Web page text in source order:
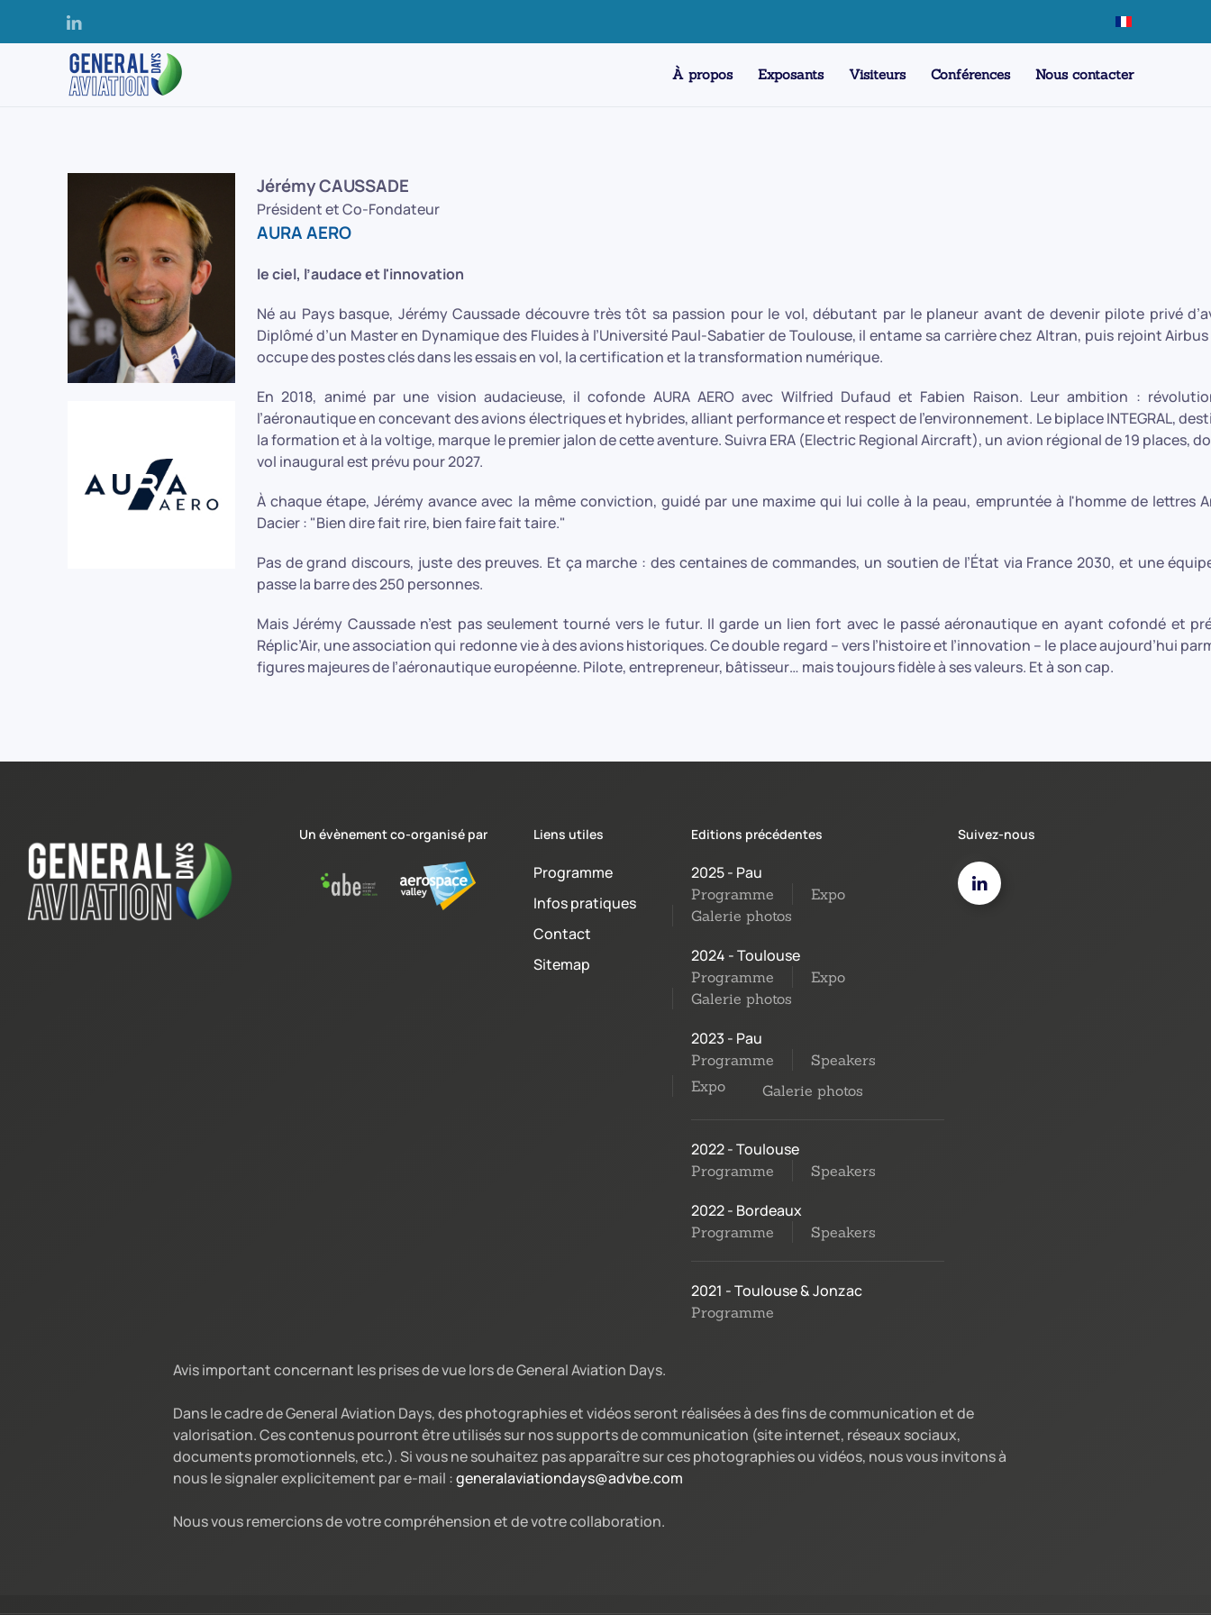
Accéder au contenu principal
À propos Exposants Visiteurs Conférences Nous contacter
Jérémy CAUSSADE
Président et Co-Fondateur
AURA AERO
le ciel, l’audace et l'innovation
Né au Pays basque, Jérémy Caussade découvre très tôt sa passion pour le vol, débutant par le planeur avant de devenir pilote privé
Diplômé d’un Master en Dynamique des Fluides à l’Université Paul-Sabatier de Toulouse, il entame sa carrière chez Altran, puis rejoint
occupe des postes clés dans les essais en vol, la certification et la transformation numérique.
En 2018, animé par une vision audacieuse, il cofonde AURA AERO avec Wilfried Dufaud et Fabien Raison. Leur ambition :
l’aéronautique en concevant des avions électriques et hybrides, alliant performance et respect de l’environnement. Le biplace INTEGRAL,
la formation et à la voltige, marque le premier jalon de cette aventure. Suivra ERA (Electric Regional Aircraft), un avion régional de 19 places,
vol inaugural est prévu pour 2027.
À chaque étape, Jérémy avance avec la même conviction, guidé par une maxime qui lui colle à la peau, empruntée à l'homme de lettres
Dacier : "Bien dire fait rire, bien faire fait taire."
Pas de grand discours, juste des preuves. Et ça marche : des centaines de commandes, un soutien de l’État via France 2030, et une
passe la barre des 250 personnes.
Mais Jérémy Caussade n’est pas seulement tourné vers le futur. Il garde un lien fort avec le passé aéronautique en ayant cofondé et
Réplic’Air, une association qui redonne vie à des avions historiques. Ce double regard – vers l’histoire et l’innovation – le place aujourd’hui
figures majeures de l’aéronautique européenne. Pilote, entrepreneur, bâtisseur… mais toujours fidèle à ses valeurs. Et à son cap.
Un évènement co-organisé par Liens utiles
Programme
Infos pratiques
Contact
Sitemap
Editions précédentes
2025 - Pau
Programme
Expo
Galerie photos
2024 - Toulouse
Programme
Expo
Galerie photos
2023 - Pau
Programme
Speakers
Expo
Galerie photos
2022 - Toulouse
Programme Speakers
2022 - Bordeaux
Programme Speakers
2021 - Toulouse & Jonzac
Programme
Suivez-nous
Avis important concernant les prises de vue lors de General Aviation Days.
Dans le cadre de General Aviation Days, des photographies et vidéos seront réalisées à des fins de communication et de
valorisation. Ces contenus pourront être utilisés sur nos supports de communication (site internet, réseaux sociaux,
documents promotionnels, etc.). Si vous ne souhaitez pas apparaître sur ces photographies ou vidéos, nous vous invitons à
nous le signaler explicitement par e-mail :generalaviationdays@advbe.com
Nous vous remercions de votre compréhension et de votre collaboration.